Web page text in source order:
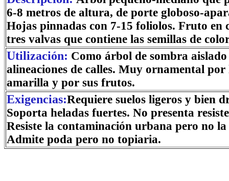
6-8 metros de altura, de porte globoso-
Hojas pinnadas con 7-15 foliolos. Fruto en
tres valvas que contiene las semillas de
Utilización: Como árbol de sombra aislado
alineaciones de calles. Muy ornamental
amarilla y por sus frutos.
Exigencias:Requiere suelos ligeros y bien
Soporta heladas fuertes. No presenta
Resiste la contaminación urbana pero no
Admite poda pero no topiaria.